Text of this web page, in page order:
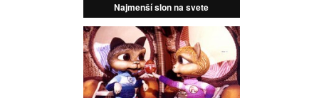
Najmenší slon na svete